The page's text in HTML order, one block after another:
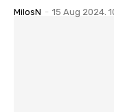
MilosN - 15 Aug 2024.